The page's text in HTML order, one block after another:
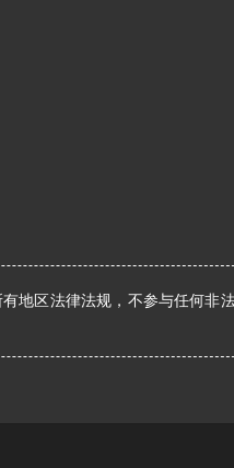
地区法律法规，不参与任何非